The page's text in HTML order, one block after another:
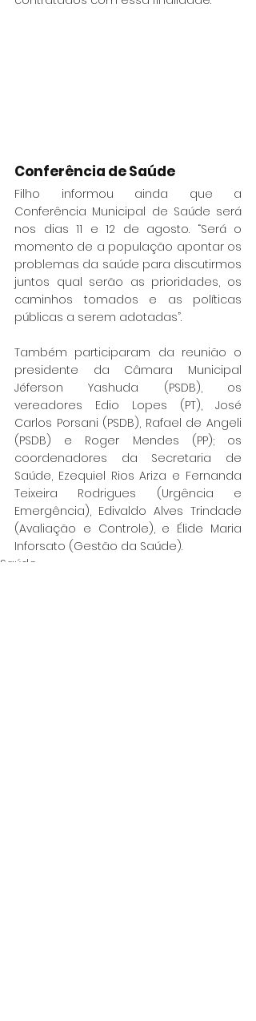
Conferência de Saúde
Filho informou ainda que a
Conferência Municipal de Saúde será
nos dias 11 e 12 de agosto. “Será o
momento de a população apontar os
problemas da saúde para discutirmos
juntos qual serão as prioridades, os
caminhos tomados e as políticas
públicas a serem adotadas”.
Também participaram da reunião o
presidente da Câmara Municipal
Jéferson Yashuda (PSDB), os
vereadores Edio Lopes (PT), José
Carlos Porsani (PSDB), Rafael de Angeli
(PSDB) e Roger Mendes (PP); os
coordenadores da Secretaria de
Saúde, Ezequiel Rios Ariza e Fernanda
Teixeira Rodrigues (Urgência e
Emergência), Edivaldo Alves Trindade
(Avaliação e Controle), e Élide Maria
Inforsato (Gestão da Saúde).
Saúde